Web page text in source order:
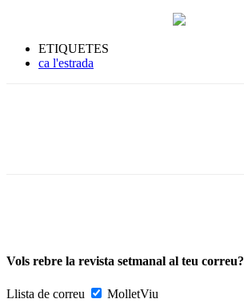
ETIQUETES
ca l'estrada
Vols rebre la revista setmanal al teu correu?
Llista de correu MolletViu